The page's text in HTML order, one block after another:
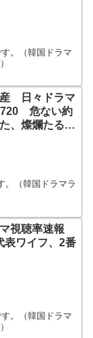
。（韓国ドラマ
産 日々ドラマ
危ない約
、燦爛たる私
。（韓国ドラマラ
視聴率速報
ワイフ、2番
。（韓国ドラマ